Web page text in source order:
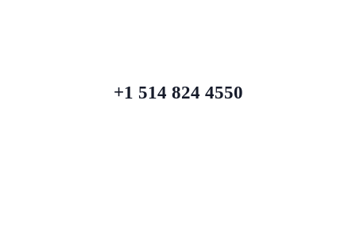
+1 514 824 4550